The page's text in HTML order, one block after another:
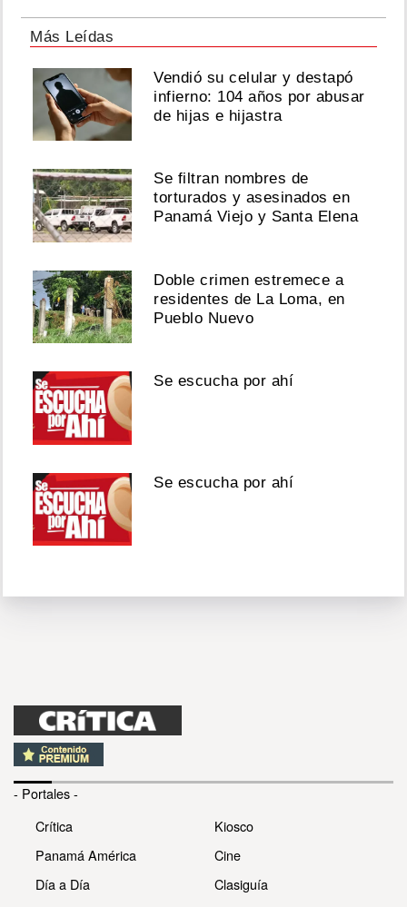
Más Leídas
Vendió su celular y destapó
infierno: 104 años por abusar
de hijas e hijastra
Se filtran nombres de
torturados y asesinados en
Panamá Viejo y Santa Elena
Doble crimen estremece a
residentes de La Loma, en
Pueblo Nuevo
Se escucha por ahí
Se escucha por ahí
- Portales -
Crítica
Panamá América
Día a Día
Kiosco
Cine
Clasiguía